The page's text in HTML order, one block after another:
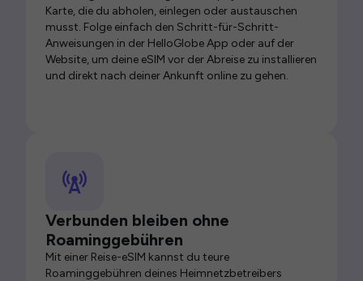
Karte, die du abholen, einlegen oder austauschen
musst. Folge einfach den Schritt-für-Schritt-
Anweisungen in der HelloGlobe App oder auf der
Website, um deine eSIM vor der Abreise zu installieren
und direkt nach deiner Ankunft online zu gehen.
Verbunden bleiben ohne
Roaminggebühren
Mit einer Reise-eSIM kannst du teure
Roaminggebühren deines Heimnetzbetreibers